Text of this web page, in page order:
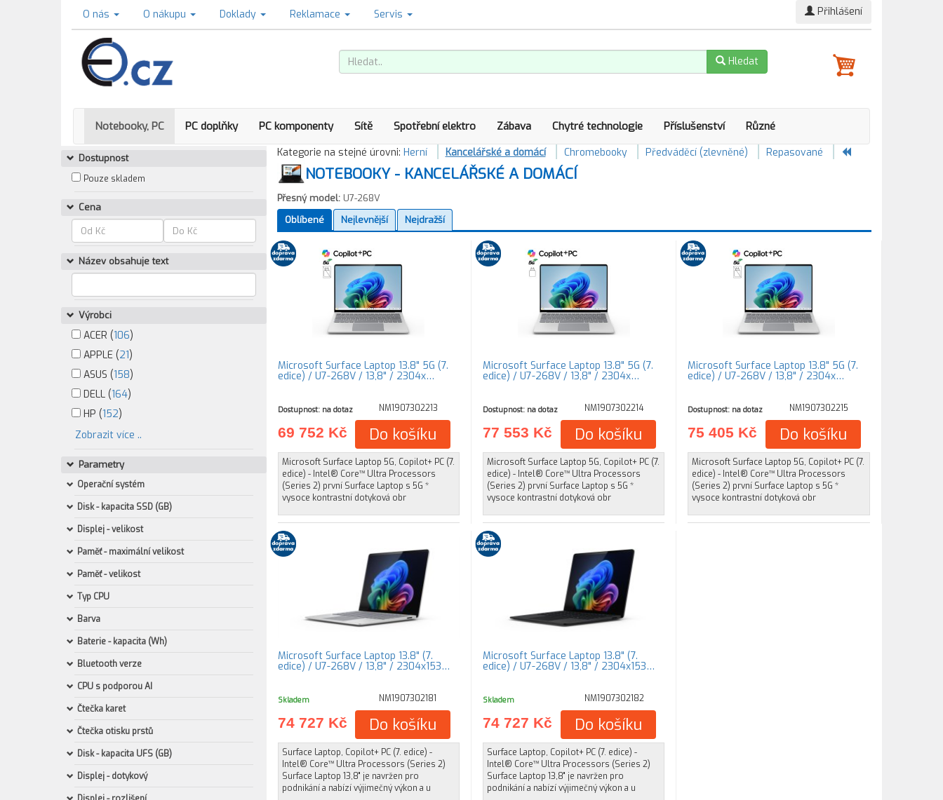
O nás O nákupu Doklady Reklamace Servis Přihlášení
Hledat
Notebooky, PC PC doplňky PC komponenty Sítě Spotřební elektro Zábava Chytré technologie Příslušenství Různé
Dostupnost
Pouze skladem
Cena
Název obsahuje text
Výrobci
ACER (106)
APPLE (21)
ASUS (158)
DELL (164)
HP (152)
Zobrazit více ..
Parametry
Operační systém
Disk - kapacita SSD (GB)
Displej - velikost
Paměť - maximální velikost
Paměť - velikost
Typ CPU
Barva
Baterie - kapacita (Wh)
Bluetooth verze
CPU s podporou AI
Čtečka karet
Čtečka otisku prstů
Disk - kapacita UFS (GB)
Displej - dotykový
Kategorie na stejné úrovni: Herní Kancelářské a domácí Chromebooky Předváděcí (zlevněné) Repasované
NOTEBOOKY - KANCELÁŘSKÉ A DOMÁCÍ
Přesný model:U7-268V
Oblíbené
Nejlevnější Nejdražší
Microsoft Surface Laptop 13.8" 5G (7.
edice) / U7-268V / 13,8" / 2304x…
Dostupnost: na dotaz NM1907302213
69 752 Kč Do košíku
Microsoft Surface Laptop 5G, Copilot+ PC (7.
edice) - Intel® Core™ Ultra Processors
(Series 2) první Surface Laptop s 5G *
vysoce kontrastní dotyková obr
Microsoft Surface Laptop 13.8" 5G (7.
edice) / U7-268V / 13,8" / 2304x…
Dostupnost: na dotaz NM1907302214
77 553 Kč Do košíku
Microsoft Surface Laptop 5G, Copilot+ PC (7.
edice) - Intel® Core™ Ultra Processors
(Series 2) první Surface Laptop s 5G *
vysoce kontrastní dotyková obr
Microsoft Surface Laptop 13.8" 5G (7.
edice) / U7-268V / 13,8" / 2304x…
Dostupnost: na dotaz NM1907302215
75 405 Kč Do košíku
Microsoft Surface Laptop 5G, Copilot+ PC (7.
edice) - Intel® Core™ Ultra Processors
(Series 2) první Surface Laptop s 5G *
vysoce kontrastní dotyková obr
Microsoft Surface Laptop 13.8" (7.
edice) / U7-268V / 13,8" / 2304x153…
Skladem NM1907302181
74 727 Kč Do košíku
Surface Laptop, Copilot+ PC (7. edice) -
Intel® Core™ Ultra Processors (Series 2)
Surface Laptop 13,8" je navržen pro
podnikání a nabízí výjimečný výkon a u
Microsoft Surface Laptop 13.8" (7.
edice) / U7-268V / 13,8" / 2304x153…
Skladem NM1907302182
74 727 Kč Do košíku
Surface Laptop, Copilot+ PC (7. edice) -
Intel® Core™ Ultra Processors (Series 2)
Surface Laptop 13,8" je navržen pro
podnikání a nabízí výjimečný výkon a u